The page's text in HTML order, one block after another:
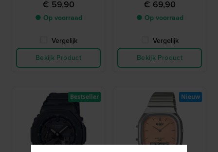
€ 59,90
● Op voorraad
Vergelijk
Bekijk Product
€ 69,90
● Op voorraad
Vergelijk
Bekijk Product
Bestseller Nieuw